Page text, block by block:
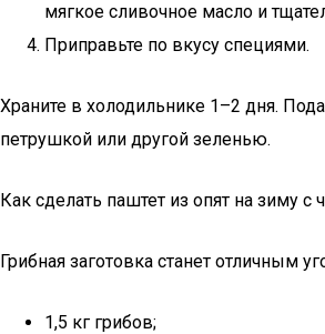
мягкое сливочное масло и
Приправьте по вкусу специями.
Храните в холодильнике 1–2 дня.
петрушкой или другой зеленью.
Как сделать паштет из опят на зиму с
Грибная заготовка станет отличным
1,5 кг грибов;